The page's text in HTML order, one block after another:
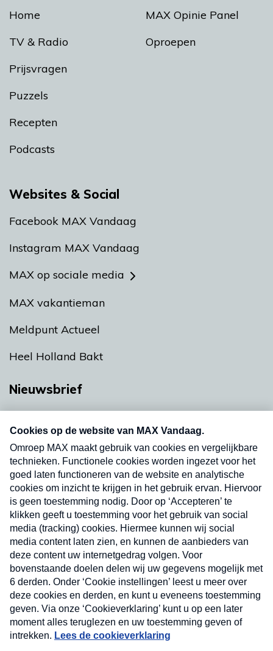
Home
TV & Radio
Prijsvragen
Puzzels
Recepten
Podcasts
MAX Opinie Panel
Oproepen
Websites & Social
Facebook MAX Vandaag
Instagram MAX Vandaag
MAX op sociale media
MAX vakantieman
Meldpunt Actueel
Heel Holland Bakt
Nieuwsbrief
nieuwsbrief. Elke vrijdag- en dinsdagochtend in
uw mailbox.
Verzend
Nieuwsbrief
Neem hier een gratis abonnement op onze
nieuwsbrief. Elke vrijdag- en dinsdagochtend in uw